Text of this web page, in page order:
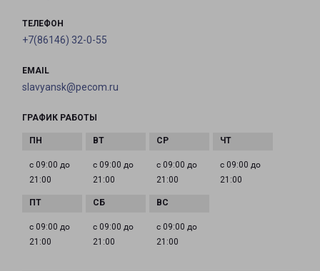
ТЕЛЕФОН
+7(86146) 32-0-55
EMAIL
slavyansk@pecom.ru
ГРАФИК РАБОТЫ
с 09:00 до
21:00
с 09:00 до
21:00
с 09:00 до
21:00
с 09:00 до
21:00
с 09:00 до
21:00
с 09:00 до
21:00
с 09:00 до
21:00